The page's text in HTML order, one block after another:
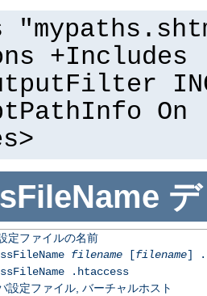
+Includes
On
定ファイルの名前
filename[filename]
.htaccess
設定ファイル, バーチャルホスト